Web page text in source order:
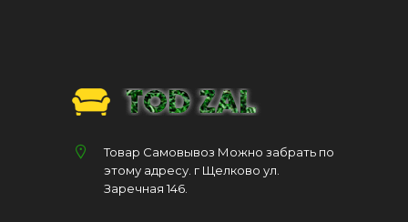
Товар Самовывоз Можно забрать по
этому адресу. г Щелково ул.
Заречная 146.